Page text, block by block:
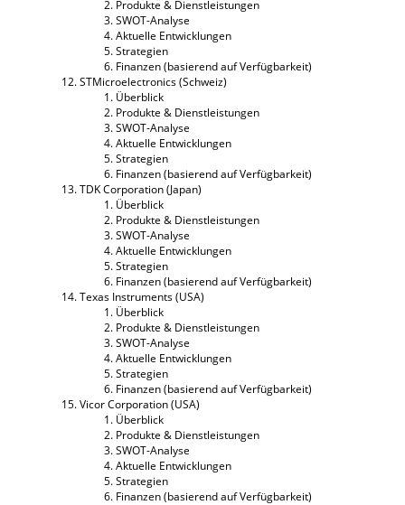
Produkte & Dienstleistungen
SWOT-Analyse
Aktuelle Entwicklungen
Strategien
Finanzen (basierend auf Verfügbarkeit)
STMicroelectronics (Schweiz)
Überblick
Produkte & Dienstleistungen
SWOT-Analyse
Aktuelle Entwicklungen
Strategien
Finanzen (basierend auf Verfügbarkeit)
TDK Corporation (Japan)
Überblick
Produkte & Dienstleistungen
SWOT-Analyse
Aktuelle Entwicklungen
Strategien
Finanzen (basierend auf Verfügbarkeit)
Texas Instruments (USA)
Überblick
Produkte & Dienstleistungen
SWOT-Analyse
Aktuelle Entwicklungen
Strategien
Finanzen (basierend auf Verfügbarkeit)
Vicor Corporation (USA)
Überblick
Produkte & Dienstleistungen
SWOT-Analyse
Aktuelle Entwicklungen
Strategien
Finanzen (basierend auf Verfügbarkeit)